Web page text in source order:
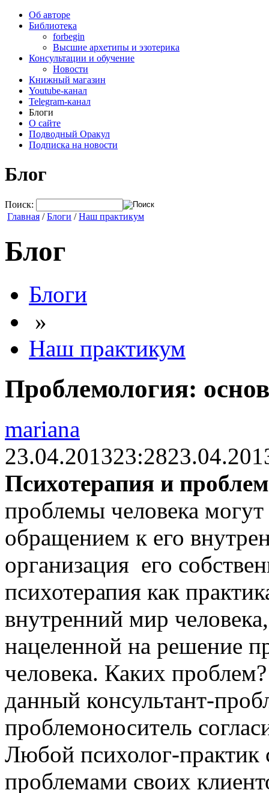
Об авторе
Библиотека
forbegin
Высшие архетипы и эзотерика
Консультации и обучение
Новости
Книжный магазин
Youtube-канал
Telegram-канал
Блоги
О сайте
Подводный Оракул
Подписка на новости
Блог
Поиск:
Главная /Блоги /Наш практикум
Блог
Блоги
»
Наш практикум
Проблемология:
mariana
23.04.201323:28
Психотерапия и
проблемы человека
обращением к его
организация его
психотерапия как
внутренний мир
нацеленной на решение
человека. Каких
данный консультант-
проблемоноситель
Любой психолог-практик
проблемами своих